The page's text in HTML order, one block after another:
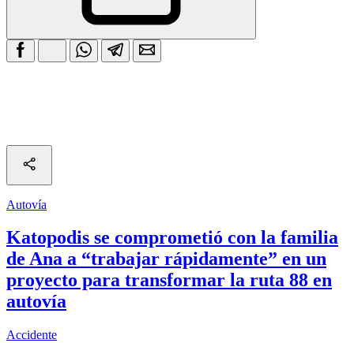
Autovía
Katopodis se comprometió con la familia
de Ana a “trabajar rápidamente” en un
proyecto para transformar la ruta 88 en
autovía
Accidente